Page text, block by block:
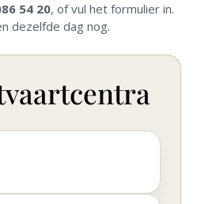
54 20, of vul het formulier in.
dezelfde dag nog.